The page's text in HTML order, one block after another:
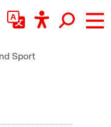
Sport